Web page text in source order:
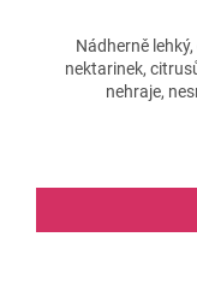
Nádherně
nektarinek,
nehraje,